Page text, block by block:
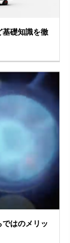
基礎知識を徹
はのメリッ